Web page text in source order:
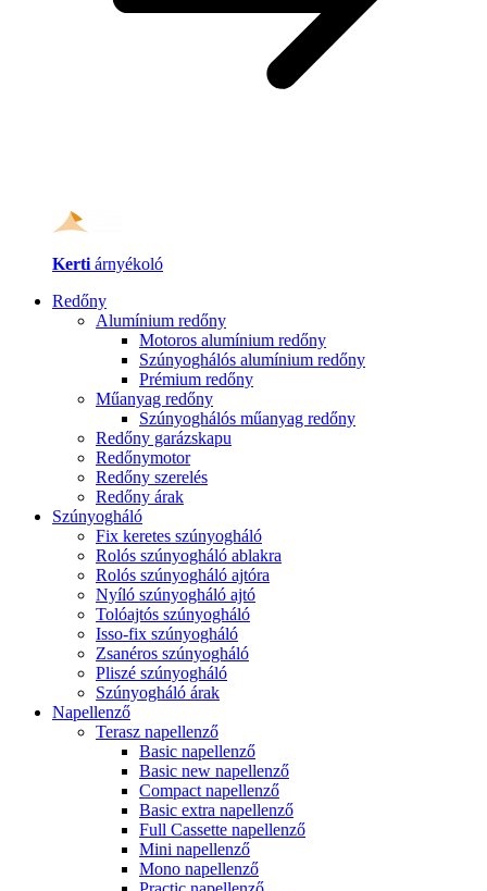
Kerti árnyékoló
Redőny
Alumínium redőny
Motoros alumínium redőny
Szúnyoghálós alumínium redőny
Prémium redőny
Műanyag redőny
Szúnyoghálós műanyag redőny
Redőny garázskapu
Redőnymotor
Redőny szerelés
Redőny árak
Szúnyogháló
Fix keretes szúnyogháló
Rolós szúnyogháló ablakra
Rolós szúnyogháló ajtóra
Nyíló szúnyogháló ajtó
Tolóajtós szúnyogháló
Isso-fix szúnyogháló
Zsanéros szúnyogháló
Pliszé szúnyogháló
Szúnyogháló árak
Napellenző
Terasz napellenző
Basic napellenző
Basic new napellenző
Compact napellenző
Basic extra napellenző
Full Cassette napellenző
Mini napellenző
Mono napellenző